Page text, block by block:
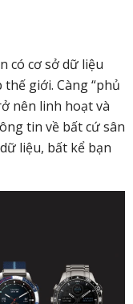
có cơ sở dữ liệu
giới. Càng “phủ
nên linh hoạt và
tin về bất cứ sân
liệu, bất kể bạn